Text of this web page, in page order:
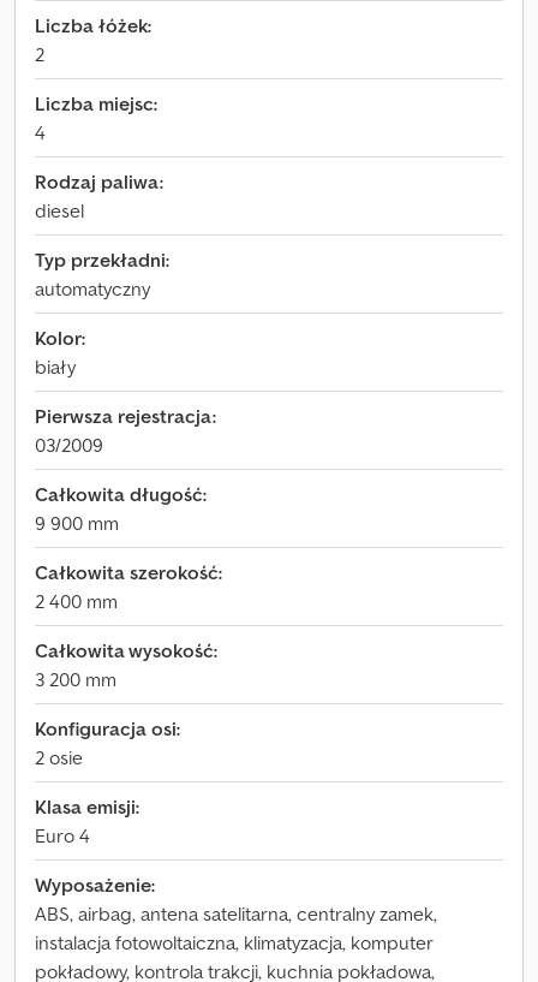
Liczba łóżek:
2
Liczba miejsc:
4
Rodzaj paliwa:
diesel
Typ przekładni:
automatyczny
Kolor:
biały
Pierwsza rejestracja:
03/2009
Całkowita długość:
9 900 mm
Całkowita szerokość:
2 400 mm
Całkowita wysokość:
3 200 mm
Konfiguracja osi:
2 osie
Klasa emisji:
Euro 4
Wyposażenie:
ABS, airbag, antena satelitarna, centralny zamek,
instalacja fotowoltaiczna, klimatyzacja, komputer
pokładowy, kontrola trakcji, kuchnia pokładowa,